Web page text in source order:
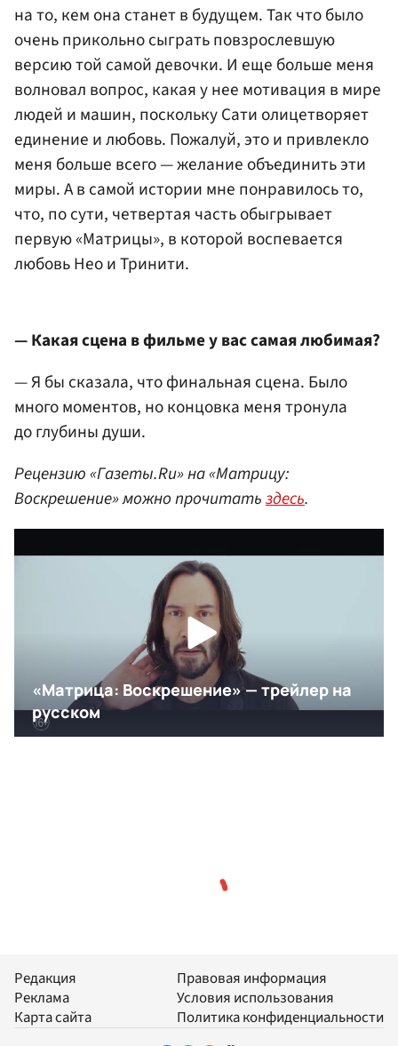
на то, кем она станет в будущем. Так что было
очень прикольно сыграть повзрослевшую
версию той самой девочки. И еще больше меня
волновал вопрос, какая у нее мотивация в мире
людей и машин, поскольку Сати олицетворяет
единение и любовь. Пожалуй, это и привлекло
меня больше всего — желание объединить эти
миры. А в самой истории мне понравилось то,
что, по сути, четвертая часть обыгрывает
первую «Матрицы», в которой воспевается
любовь Нео и Тринити.
— Какая сцена в фильме у вас самая любимая?
— Я бы сказала, что финальная сцена. Было
много моментов, но концовка меня тронула
до глубины души.
Рецензию «Газеты.Ru» на «Матрицу:
Воскрешение» можно прочитатьздесь.
Редакция
Реклама
Карта сайта
Правовая информация
Условия использования
Политика конфиденциальности